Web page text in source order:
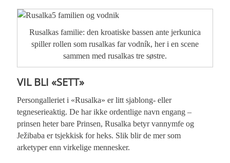
Rusalkas familie: den kroatiske bassen ante jerkunica
spiller rollen som rusalkas far vodník, her i en scene
sammen med rusalkas tre søstre.
VIL BLI «SETT»
Persongalleriet i «Rusalka» er litt sjablong- eller
tegneserieaktig. De har ikke ordentlige navn engang –
prinsen heter bare Prinsen, Rusalka betyr vannymfe og
Ježibaba er tsjekkisk for heks. Slik blir de mer som
arketyper enn virkelige mennesker.